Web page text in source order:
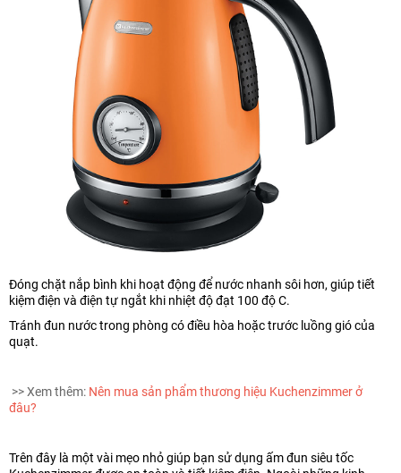
Đóng chặt nắp bình khi hoạt động để nước nhanh sôi hơn, giúp tiết
kiệm điện và điện tự ngắt khi nhiệt độ đạt 100 độ C.
Tránh đun nước trong phòng có điều hòa hoặc trước luồng gió của
quạt.
>> Xem thêm: Nên mua sản phẩm thương hiệu Kuchenzimmer ở
đâu?
Trên đây là một vài mẹo nhỏ giúp bạn sử dụng ấm đun siêu tốc